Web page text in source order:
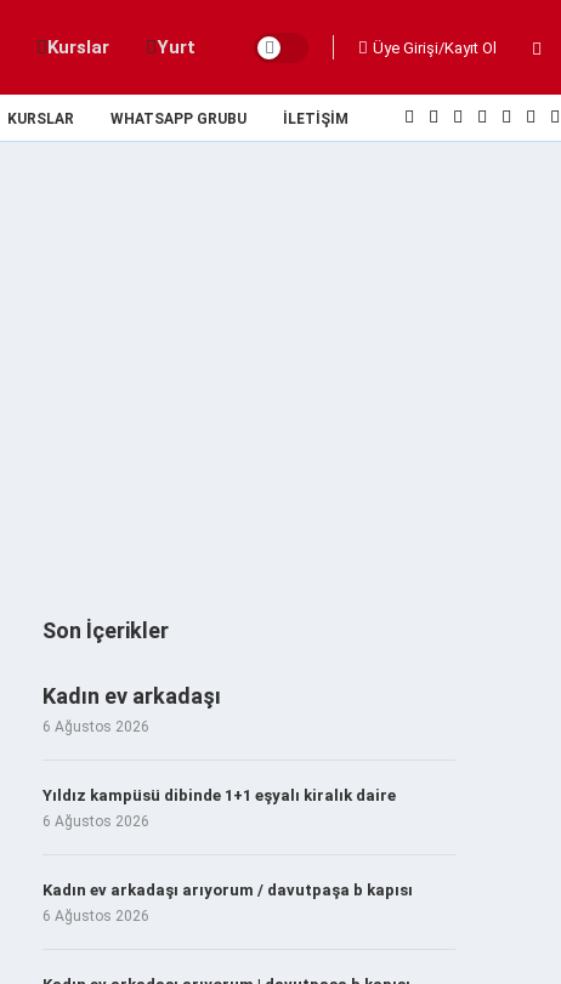
Kurslar Yurt Üye Girişi/Kayıt Ol
KURSLAR WHATSAPP GRUBU İLETIŞIM
Son İçerikler
Kadın ev arkadaşı
6 Ağustos 2026
Yıldız kampüsü dibinde 1+1 eşyalı kiralık daire
6 Ağustos 2026
Kadın ev arkadaşı arıyorum / davutpaşa b kapısı
6 Ağustos 2026